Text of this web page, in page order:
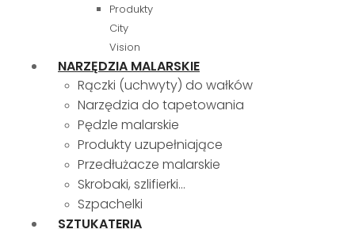
Produkty
City
Vision
NARZĘDZIA MALARSKIE
Rączki (uchwyty) do wałków
Narzędzia do tapetowania
Pędzle malarskie
Produkty uzupełniające
Przedłużacze malarskie
Skrobaki, szlifierki…
Szpachelki
SZTUKATERIA